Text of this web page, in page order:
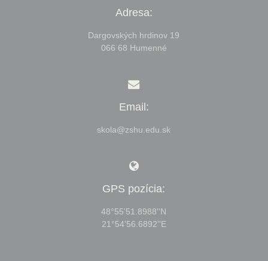
Adresa:
Dargovských hrdinov 19
066 68 Humenné
Email:
skola@zshu.edu.sk
GPS pozícia:
48°55'51.8988''N
21°54'56.6892''E